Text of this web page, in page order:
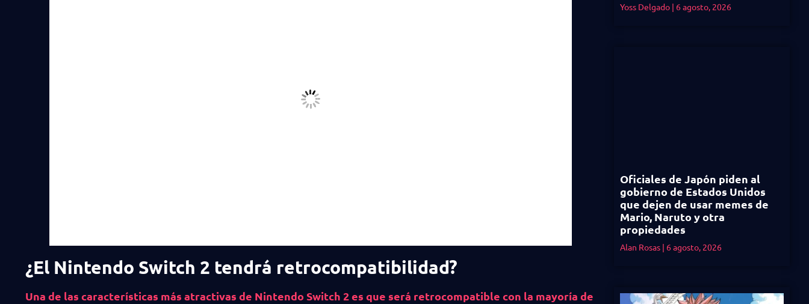
¿El Nintendo Switch 2 tendrá retrocompatibilidad?
Una de las características más atractivas de Nintendo Switch 2 es que será retrocompatible con la mayoría de
Yoss Delgado 6 agosto, 2026
Oficiales de Japón piden al
gobierno de Estados Unidos
que dejen de usar memes de
Mario, Naruto y otra
propiedades
Alan Rosas 6 agosto, 2026